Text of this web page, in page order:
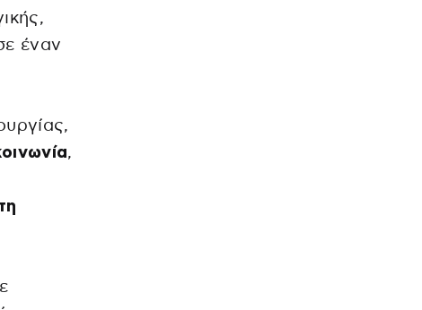
έναν
,